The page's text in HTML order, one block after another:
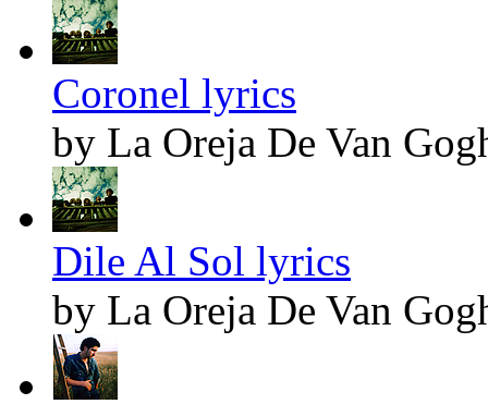
Coronel lyrics
by La Oreja De Van
Dile Al Sol lyrics
by La Oreja De Van